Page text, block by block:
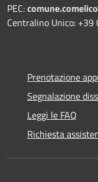
PEC:
Centralino Unico:
Prenotazione
Segnalazione
Leggi le FAQ
Richiesta